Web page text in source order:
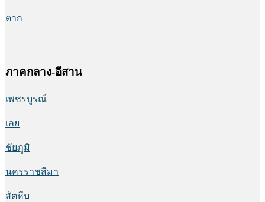
ตาก
ภาคกลาง-อีสาน
เพชรบูรณ์
เลย
ชัยภูมิ
นครราชสีมา
สัตหีบ